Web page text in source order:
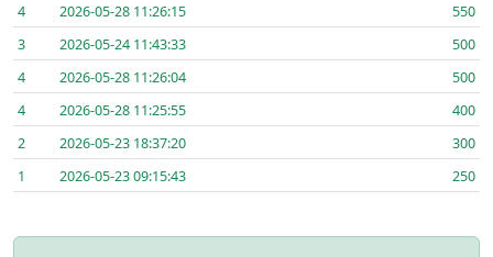
4
2026-05-28 11:26:15
550
3
2026-05-24 11:43:33
500
4
2026-05-28 11:26:04
500
4
2026-05-28 11:25:55
400
2
2026-05-23 18:37:20
300
1
2026-05-23 09:15:43 250